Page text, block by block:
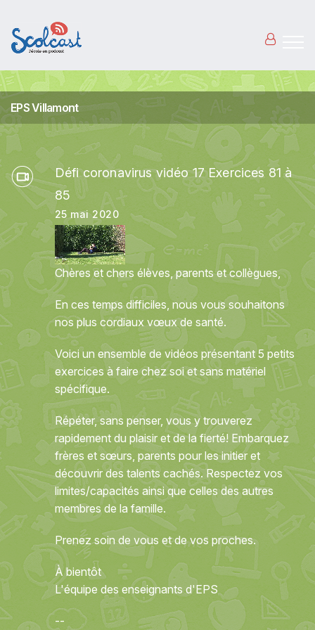
EPS Villamont
Défi coronavirus vidéo 17 Exercices 81 à
85
25 mai 2020
Chères et chers élèves, parents et collègues,
En ces temps difficiles, nous vous souhaitons
nos plus cordiaux vœux de santé.
Voici un ensemble de vidéos présentant 5 petits
exercices à faire chez soi et sans matériel
spécifique.
Répéter, sans penser, vous y trouverez
rapidement du plaisir et de la fierté! Embarquez
frères et sœurs, parents pour les initier et
découvrir des talents cachés. Respectez vos
limites/capacités ainsi que celles des autres
membres de la famille.
Prenez soin de vous et de vos proches.
À bientôt
L'équipe des enseignants d'EPS
--